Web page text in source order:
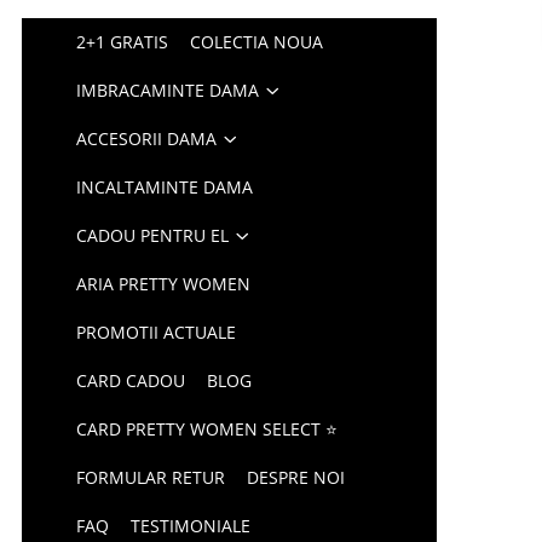
2+1 GRATIS COLECTIA NOUA
IMBRACAMINTE DAMA
ACCESORII DAMA
INCALTAMINTE DAMA
CADOU PENTRU EL
ARIA PRETTY WOMEN
PROMOTII ACTUALE
CARD CADOU BLOG
CARD PRETTY WOMEN SELECT ⭐
FORMULAR RETUR DESPRE NOI
FAQ TESTIMONIALE